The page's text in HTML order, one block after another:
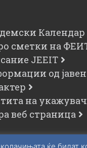
Календар
сметки на
JEEIT
од јавен
на
веб страница